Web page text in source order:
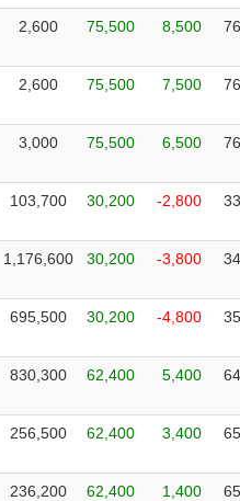
2,600 75,500 8,500
2,600 75,500 7,500
3,000 75,500 6,500
103,700 30,200 -2,800
1,176,600 30,200 -3,800
695,500 30,200 -4,800
830,300 62,400 5,400
256,500 62,400 3,400
236,200 62,400 1,400